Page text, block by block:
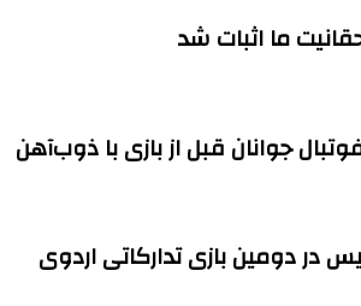
ما اثبات شد
جوانان قبل از بازی با ذوب‌آهن
در دومین بازی تدارکاتی اردوی